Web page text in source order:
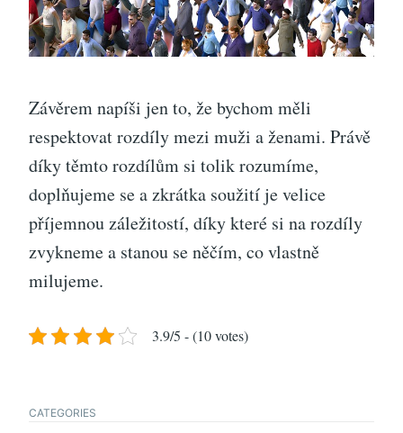
Závěrem napíši jen to, že bychom měli
respektovat rozdíly mezi muži a ženami. Právě
díky těmto rozdílům si tolik rozumíme,
doplňujeme se a zkrátka soužití je velice
příjemnou záležitostí, díky které si na rozdíly
zvykneme a stanou se něčím, co vlastně
milujeme.
3.9/5 - (10 votes)
CATEGORIES